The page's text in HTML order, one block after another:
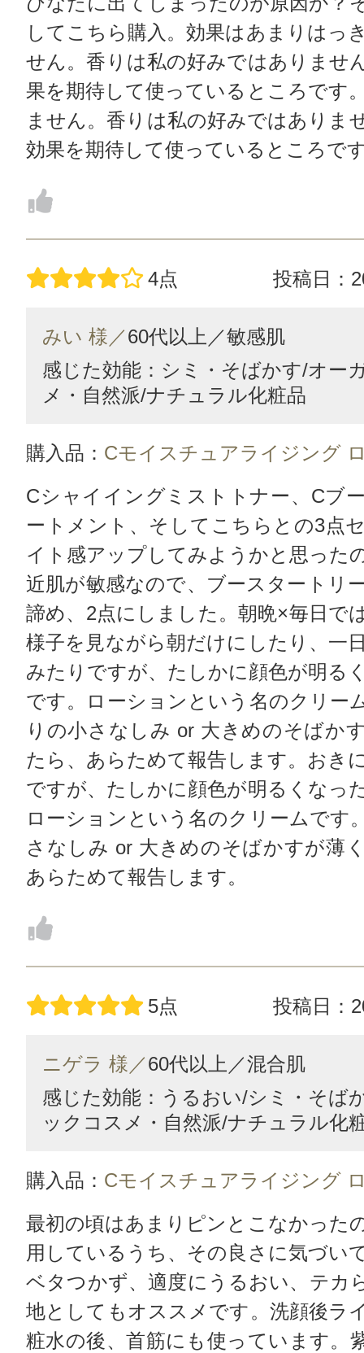
してこちら購入。効果はあまりはっ
せん。香りは私の好みではありませ
果を期待して使っているところです
ません。香りは私の好みではありま
効果を期待して使っているところで
4点 投稿日：
みい 様／60代以上／敏感肌
感じた効能：シミ・そばかす/オー
メ・自然派/ナチュラル化粧品
購入品： Cモイスチュアライジング
Cシャイイングミストトナー、Cブ
ートメント、そしてこちらとの3点
イト感アップしてみようかと思った
近肌が敏感なので、ブースタートリ
諦め、2点にしました。朝晩×毎日で
様子を見ながら朝だけにしたり、一
みたりですが、たしかに顔色が明る
です。ローションという名のクリー
りの小さなしみ or 大きめのそばか
たら、あらためて報告します。おき
ですが、たしかに顔色が明るくなっ
ローションという名のクリームです
さなしみ or 大きめのそばかすが薄
あらためて報告します。
5点 投稿日：
ニゲラ 様／60代以上／混合肌
感じた効能：うるおい/シミ・そば
ックコスメ・自然派/ナチュラル化
購入品： Cモイスチュアライジング
最初の頃はあまりピンとこなかった
用しているうち、その良さに気づい
ベタつかず、適度にうるおい、テカ
地としてもオススメです。洗顔後ラ
粧水の後、首筋にも使っています。